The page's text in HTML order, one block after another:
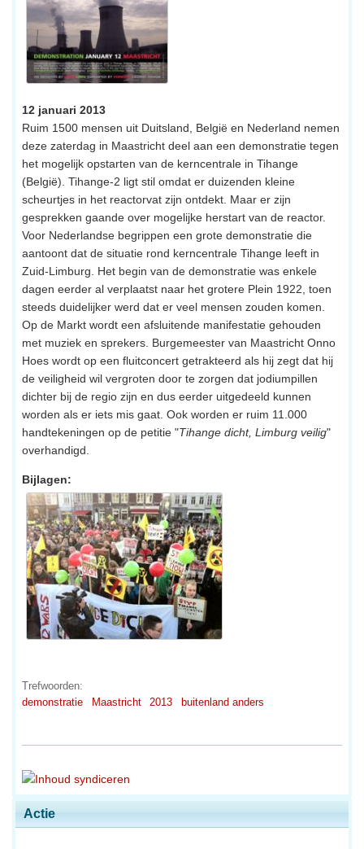
Actie
12 januari 2013
Ruim 1500 mensen uit Duitsland, België en Nederland nemen
deze zaterdag in Maastricht deel aan een demonstratie tegen
het mogelijk opstarten van de kerncentrale in Tihange
(België). Tihange-2 ligt stil omdat er duizenden kleine
scheurtjes in het reactorvat zijn ontdekt. Maar er zijn
gesprekken gaande over mogelijke herstart van de reactor.
Voor Nederlandse begrippen een grote demonstratie die
aantoont dat de situatie rond kerncentrale Tihange leeft in
Zuid-Limburg. Het begin van de demonstratie was enkele
dagen eerder al verplaatst naar het grotere Plein 1922, toen
steeds duidelijker werd dat er veel mensen zouden komen.
Op de Markt wordt een afsluitende manifestatie gehouden
met muziek en sprekers. Burgemeester van Maastricht Onno
Hoes wordt op een fluitconcert getrakteerd als hij zegt dat hij
de veiligheid wil vergroten door te zorgen dat jodiumpillen
dichter bij de regio zijn en dus eerder uitgedeeld kunnen
worden als er iets mis gaat. Ook worden er ruim 11.000
handtekeningen op de petitie "Tihange dicht, Limburg veilig"
overhandigd.
Bijlagen:
Trefwoorden:
demonstratie
Maastricht 2013 buitenland anders